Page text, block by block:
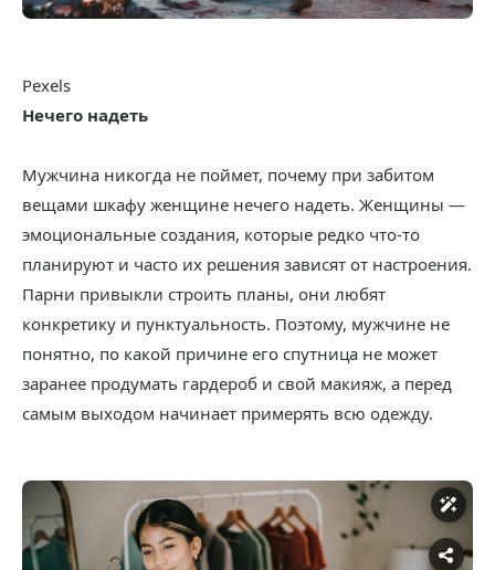
Pexels
Нечего надеть
Мужчина никогда не поймет, почему при забитом
вещами шкафу женщине нечего надеть. Женщины —
эмоциональные создания, которые редко что-то
планируют и часто их решения зависят от настроения.
Парни привыкли строить планы, они любят
конкретику и пунктуальность. Поэтому, мужчине не
понятно, по какой причине его спутница не может
заранее продумать гардероб и свой макияж, а перед
самым выходом начинает примерять всю одежду.